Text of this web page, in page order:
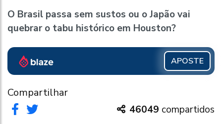
O Brasil passa sem sustos ou o Japão vai
quebrar o tabu histórico em Houston?
APOSTE
Compartilhar
46049 compartidos